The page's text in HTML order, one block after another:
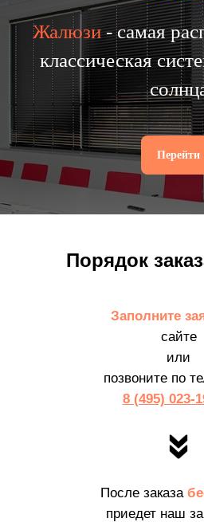
Жалюзи- самая
классическая
Перейти
Заполните
сайте
или
позвоните по
8 (495) 023-
После заказа
приедет наш
Порядок